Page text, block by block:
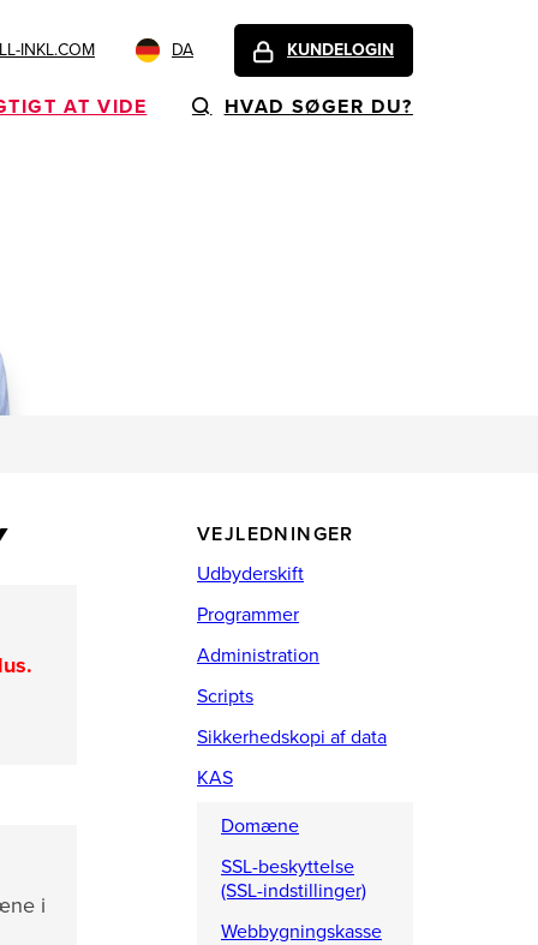
INKL.COM DA KUNDELOGIN
AT VIDE HVAD SØGER DU?
i
VEJLEDNINGER
Udbyderskift
Programmer
Administration
Scripts
Sikkerhedskopi af data
KAS
Domæne
SSL-beskyttelse
(SSL-indstillinger)
Webbygningskasse